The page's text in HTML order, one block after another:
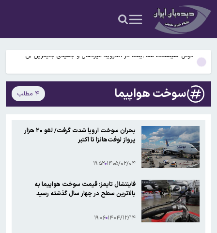
نمی‌پذیریم
راز رنگ آبی در صندلی های هواپیما چیست؟
می‌شود
پنجره نقل‌وانتقالات استقلال بسته ماند؛ ثبت قرارداد بازیکنان ممنوع شد
سخنگوی کمیسیون امنیت ملی: کریدور تحمیلی آمریکا در تنگه هرمز را
راز رنگ آبی در صندلی های هواپیما چیست؟
گوگل اسیستنت ماه آینده در اندروید غیرفعال و جمینای جایگزین آن
می‌شود
سوخت هواپیما ۴ مطلب
بحران سوخت اروپا شدت گرفت/ لغو ۲۰ هزار
پرواز لوفت‌هانزا تا اکتبر
۱۴۰۵/۰۲/۰۴ ۱۹:۵۲
فایننشال تایمز: قیمت سوخت هواپیما به
بالاترین سطح در چهار سال گذشته رسید
۱۴۰۴/۱۲/۱۴ ۱۹:۰۶